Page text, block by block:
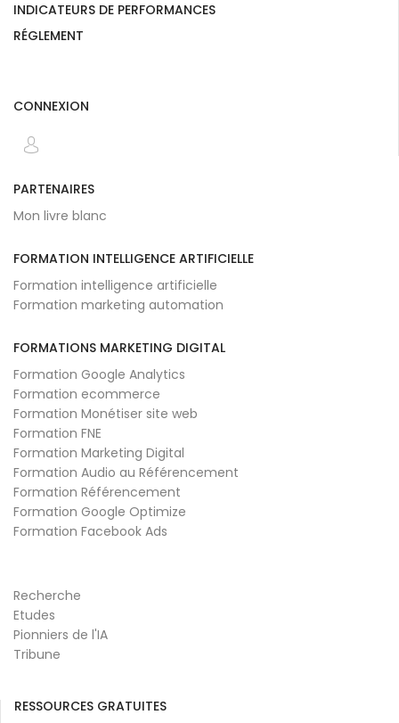
INDICATEURS DE PERFORMANCES
RÉGLEMENT
CONNEXION
PARTENAIRES
Mon livre blanc
FORMATION INTELLIGENCE ARTIFICIELLE
Formation intelligence artificielle
Formation marketing automation
FORMATIONS MARKETING DIGITAL
Formation Google Analytics
Formation ecommerce
Formation Monétiser site web
Formation FNE
Formation Marketing Digital
Formation Audio au Référencement
Formation Référencement
Formation Google Optimize
Formation Facebook Ads
Recherche
Etudes
Pionniers de l'IA
Tribune
RESSOURCES GRATUITES